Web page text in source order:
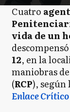
Cuatro
vida de un
12, en la
maniobras
(RCP),
Enlace Crítico